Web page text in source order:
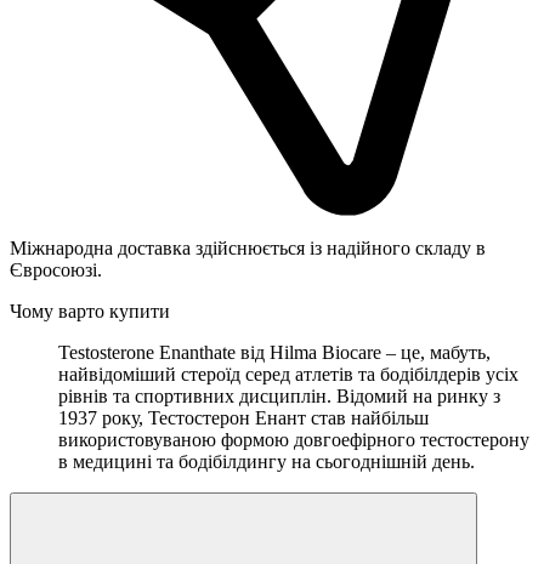
Міжнародна доставка здійснюється із надійного складу в
Євросоюзі.
Чому варто купити
Testosterone Enanthate від Hilma Biocare – це, мабуть,
найвідоміший стероїд серед атлетів та бодібілдерів усіх
рівнів та спортивних дисциплін. Відомий на ринку з
1937 року, Тестостерон Енант став найбільш
використовуваною формою довгоефірного тестостерону
в медицині та бодібілдингу на сьогоднішній день.